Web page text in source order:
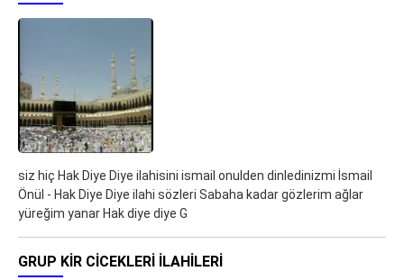
siz hiç Hak Diye Diye ilahisini ismail onulden dinledinizmi İsmail
Önül - Hak Diye Diye ilahi sözleri Sabaha kadar gözlerim ağlar
yüreğim yanar Hak diye diye G
GRUP KIR CICEKLERI ILAHILERI